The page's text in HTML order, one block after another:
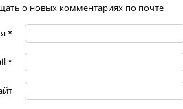
о новых комментариях по почте
*
*